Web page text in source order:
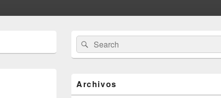
Primary
Sidebar
Widget
Area
Search
for:
Search
Archivos